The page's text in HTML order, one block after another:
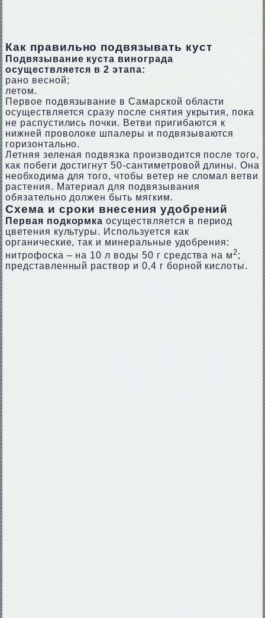
Как правильно подвязывать куст
Подвязывание куста винограда
осуществляется в 2 этапа:
рано весной;
летом.
Первое подвязывание в Самарской области
осуществляется сразу после снятия укрытия, пока
не распустились почки. Ветви пригибаются к
нижней проволоке шпалеры и подвязываются
горизонтально.
Летняя зеленая подвязка производится после того,
как побеги достигнут 50-сантиметровой длины. Она
необходима для того, чтобы ветер не сломал ветви
растения. Материал для подвязывания
обязательно должен быть мягким.
Схема и сроки внесения удобрений
Первая подкормка осуществляется в период
цветения культуры. Используется как
органические, так и минеральные удобрения:
нитрофоска – на 10 л воды 50 г средства на м2;
представленный раствор и 0,4 г борной кислоты.